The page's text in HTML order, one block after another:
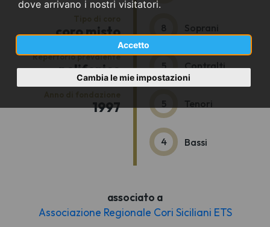
dove arrivano i nostri visitatori.
Accetto
Cambia le mie impostazioni
coro misto
Repertorio prevalente
polifonico
1997
8 Soprani
5 Contralti
5 Tenori
4 Bassi
associato a
Associazione Regionale Cori Siciliani ETS